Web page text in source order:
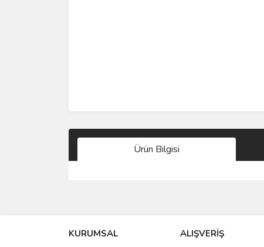
Ürün Bilgisi
Ürün resmi kalitesiz, bozuk veya görüntülenemiyor.
KURUMSAL ALIŞVERİŞ